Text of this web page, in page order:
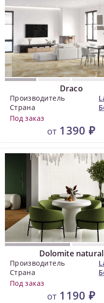
Draco
Производитель
Страна
Под заказ
от 1390 ₽
Dolomite natural
Производитель
Страна
Под заказ
от 1190 ₽